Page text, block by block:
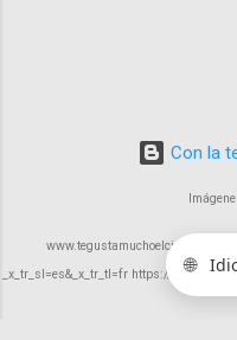
Con la
www.tegustamuchoelcine.com
_x_tr_sl=es&_x_tr_tl=fr https://
🌐